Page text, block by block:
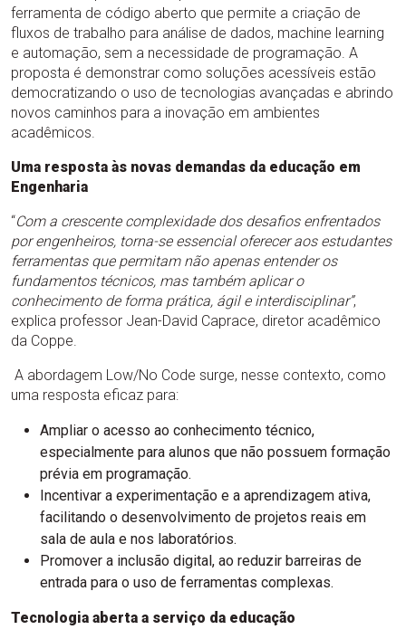
ferramenta de código aberto que permite a criação de
fluxos de trabalho para análise de dados, machine learning
e automação, sem a necessidade de programação. A
proposta é demonstrar como soluções acessíveis estão
democratizando o uso de tecnologias avançadas e abrindo
novos caminhos para a inovação em ambientes
acadêmicos.
Uma resposta às novas demandas da educação em
Engenharia
“Com a crescente complexidade dos desafios enfrentados
por engenheiros, torna-se essencial oferecer aos estudantes
ferramentas que permitam não apenas entender os
fundamentos técnicos, mas também aplicar o
conhecimento de forma prática, ágil e interdisciplinar”,
explica professor Jean-David Caprace, diretor acadêmico
da Coppe.
A abordagem Low/No Code surge, nesse contexto, como
uma resposta eficaz para:
Ampliar o acesso ao conhecimento técnico,
especialmente para alunos que não possuem formação
prévia em programação.
Incentivar a experimentação e a aprendizagem ativa,
facilitando o desenvolvimento de projetos reais em
sala de aula e nos laboratórios.
Promover a inclusão digital, ao reduzir barreiras de
entrada para o uso de ferramentas complexas.
Tecnologia aberta a serviço da educação